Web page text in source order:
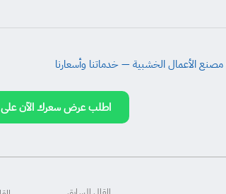
مصنع الأعمال الخشبية — خدماتنا وأسعارنا
اطلب عرض سعرك الآن